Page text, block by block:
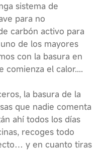
sistema de
para no
carbón activo para
de los mayores
con la basura en
comienza el calor....
la basura de la
que nadie comenta
ahí todos los días
recoges todo
y en cuanto tiras